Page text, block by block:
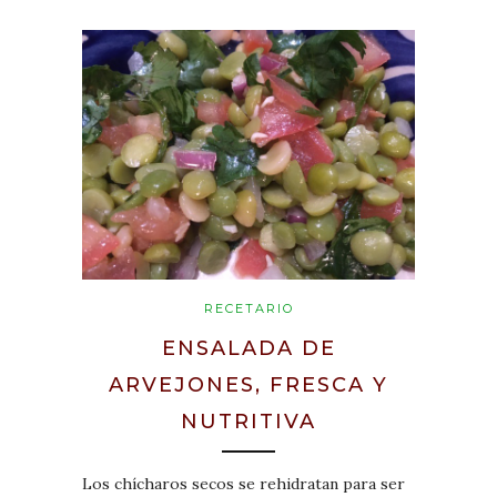
RECETARIO
ENSALADA DE
ARVEJONES, FRESCA Y
NUTRITIVA
Los chícharos secos se rehidratan para ser